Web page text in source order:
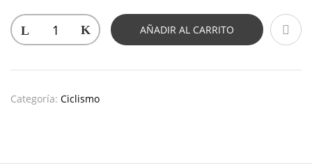
AÑADIR AL CARRITO
Categoría: Ciclismo